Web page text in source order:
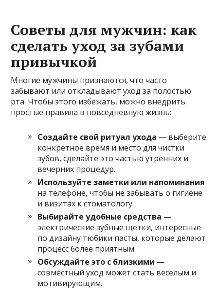
Советы для мужчин: как
сделать уход за зубами
привычкой
Многие мужчины признаются, что часто
забывают или откладывают уход за полостью
рта. Чтобы этого избежать, можно внедрить
простые правила в повседневную жизнь:
Создайте свой ритуал ухода — выберите
конкретное время и место для чистки
зубов, сделайте это частью утренних и
вечерних процедур.
Используйте заметки или напоминания
на телефоне, чтобы не забывать о гигиене
и визитах к стоматологу.
Выбирайте удобные средства —
электрические зубные щетки, интересные
по дизайну тюбики пасты, которые делают
процесс более приятным.
Обсуждайте это с близкими —
совместный уход может стать веселым и
мотивирующим.